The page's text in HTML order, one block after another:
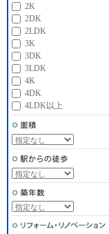
2K
2DK
2LDK
3K
3DK
3LDK
4K
4DK
4LDK以上